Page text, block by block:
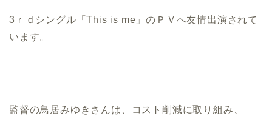
3ｒｄシングル「This is me」のＰＶへ友情出演されて
います。
監督の鳥居みゆきさんは、コスト削減に取り組み、